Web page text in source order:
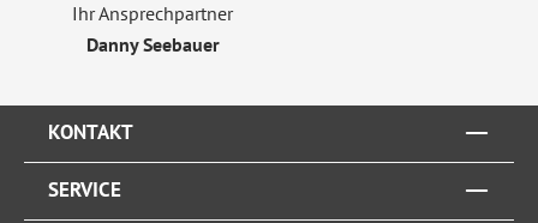
Ihr Ansprechpartner
Danny Seebauer
KONTAKT
SERVICE